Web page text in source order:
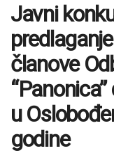
Javni
članove
u
godine